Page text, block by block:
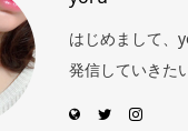
はじめまして、
発信していきた